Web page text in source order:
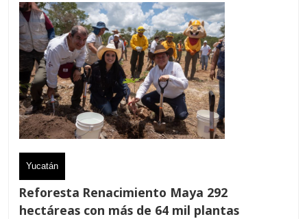
Yucatán
Reforesta Renacimiento Maya 292
hectáreas con más de 64 mil plantas